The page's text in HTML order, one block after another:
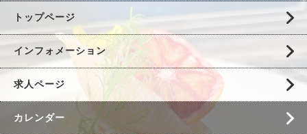
トップページ
インフォメーション
求人ページ
カレンダー